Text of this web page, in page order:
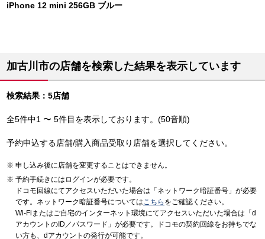
iPhone 12 mini 256GB ブルー
加古川市の店舗を検索した結果を表示しています
検索結果：5店舗
全5件中1 〜 5件目を表示しております。(50音順)
予約申込する店舗/購入商品受取り店舗を選択してください。
申し込み後に店舗を変更することはできません。
予約手続きにはログインが必要です。
ドコモ回線にてアクセスいただいた場合は「ネットワーク暗証番号」が必要
です。ネットワーク暗証番号についてはこちら をご確認ください。
Wi-Fiまたはご自宅のインターネット環境にてアクセスいただいた場合は「d
アカウントのID／パスワード」が必要です。ドコモの契約回線をお持ちでな
い方も、dアカウントの発行が可能です。